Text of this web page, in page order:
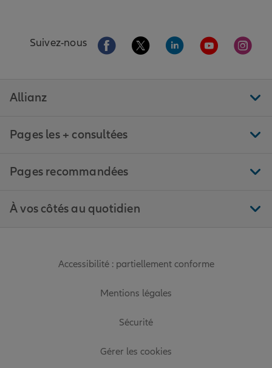
Suivez-nous Aller sur la page Facebook de Allianz
Aller sur la page Twitter de
Aller sur la page
Aller sur la
Aller
Allianz
Pages les + consultées
Pages recommandées
À vos côtés au quotidien
Accessibilité : partiellement conforme
Mentions légales
Sécurité
Gérer les cookies